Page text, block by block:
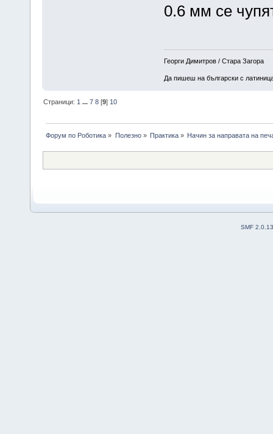
0.6 мм се
Георги Димитров / Стара Загора
Да пишеш на български с
Страници: 1 ...7 8 [9] 10
Форум по Роботика » Полезно» Практика» Начин за направата на
SMF 2.0.13